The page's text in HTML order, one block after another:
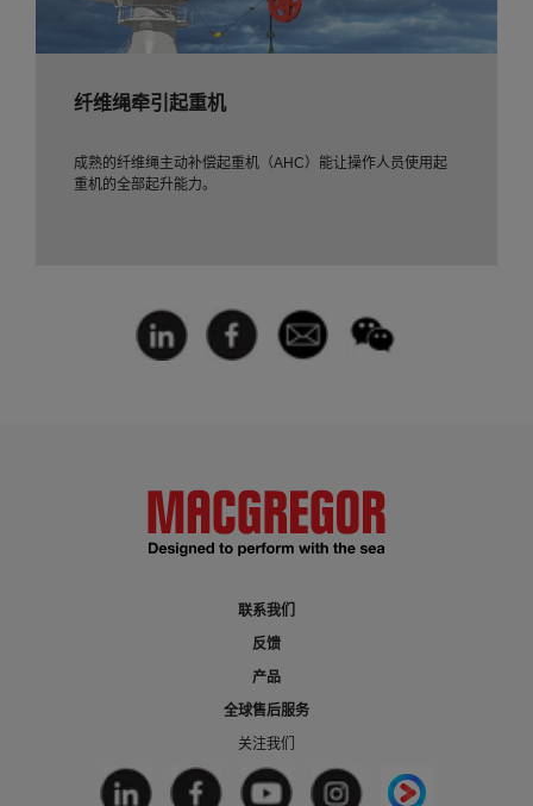
纤维绳牵引起重机
成熟的纤维绳主动补偿起重机（AHC）能让操作人员使用起
重机的全部起升能力。
联系我们
反馈
产品
全球售后服务
关注我们